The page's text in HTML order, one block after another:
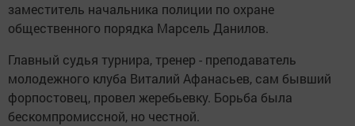
заместитель начальника полиции по охране
общественного порядка Марсель Данилов.
Главный судья турнира, тренер - преподаватель
молодежного клуба Виталий Афанасьев, сам бывший
форпостовец, провел жеребьевку. Борьба была
бескомпромиссной, но честной.